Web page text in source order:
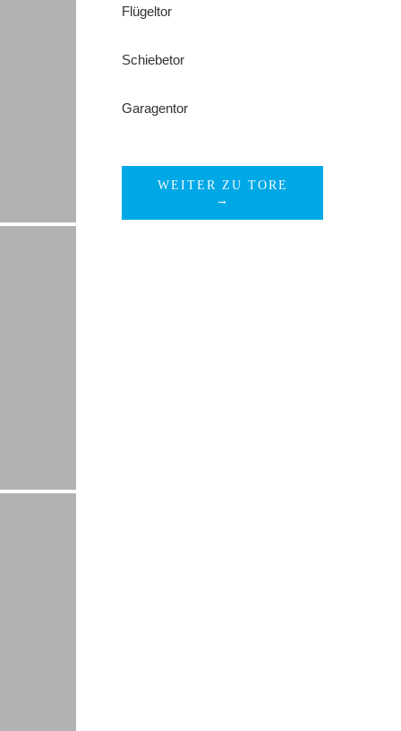
Flügeltor
Schiebetor
Garagentor
WEITER ZU TORE
→